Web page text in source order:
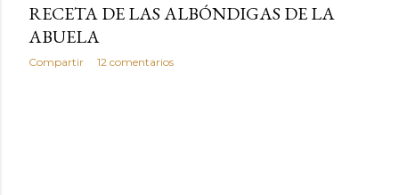
RECETA DE LAS ALBÓNDIGAS DE LA
ABUELA
Compartir 12 comentarios